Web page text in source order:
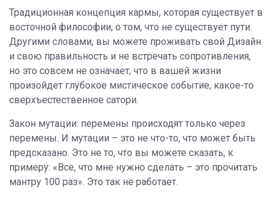
Традиционная концепция кармы, которая существует в
восточной философии, о том, что не существует пути.
Другими словами, вы можете проживать свой Дизайн
и свою правильность и не встречать сопротивления,
но это совсем не означает, что в вашей жизни
произойдет глубокое мистическое событие, какое-то
сверхъестественное сатори.
Закон мутации: перемены происходят только через
перемены. И мутации – это не что-то, что может быть
предсказано. Это не то, что вы можете сказать, к
примеру: «Все, что мне нужно сделать – это прочитать
мантру 100 раз». Это так не работает.